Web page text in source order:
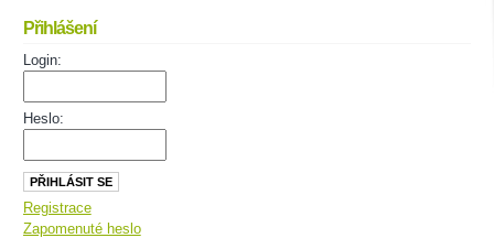
Přihlášení
Login:
Heslo:
Registrace
Zapomenuté heslo